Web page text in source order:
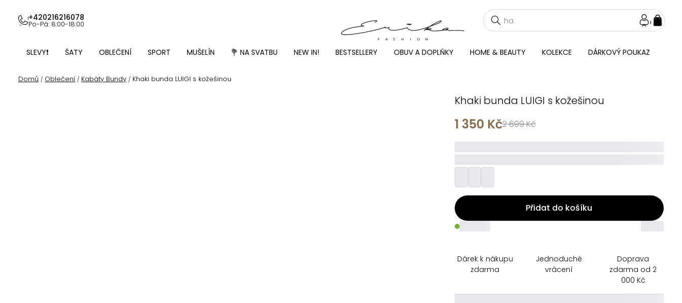
obsah
+420216216078
Po-Pá: 8:00-18:00
SLEVY❗ ŠATY OBLEČENÍ SPORT MUŠELÍN 💐 NA SVATBU NEW IN! BESTSELLERY OBUV A DOPLŇKY HOME & BEAUTY KOLEKCE DÁRKOVÝ POUKAZ
Domů / Oblečení / Kabáty Bundy / Khaki bunda LUIGI s kožešinou
Khaki bunda LUIGI s kožešinou
2 699 Kč
1 350 Kč
Přidat do košíku
_____
Dárek k nákupu
zdarma
Jednoduché
vrácení
Doprava
zdarma od 2
000 Kč